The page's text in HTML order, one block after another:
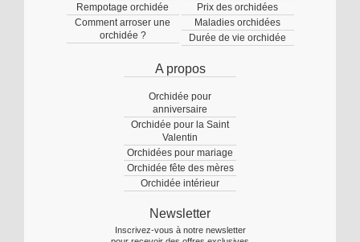
Rempotage orchidée
Comment arroser une
orchidée ?
Prix des orchidées
Maladies orchidées
Durée de vie orchidée
A propos
Orchidée pour
anniversaire
Orchidée pour la Saint
Valentin
Orchidées pour mariage
Orchidée fête des mères
Orchidée intérieur
Newsletter
Inscrivez-vous à notre newsletter